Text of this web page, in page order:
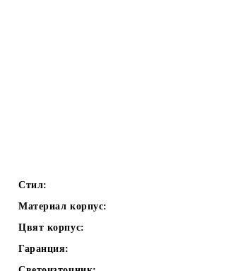
Стил:
Материал корпус:
Цвят корпус:
Гаранция: